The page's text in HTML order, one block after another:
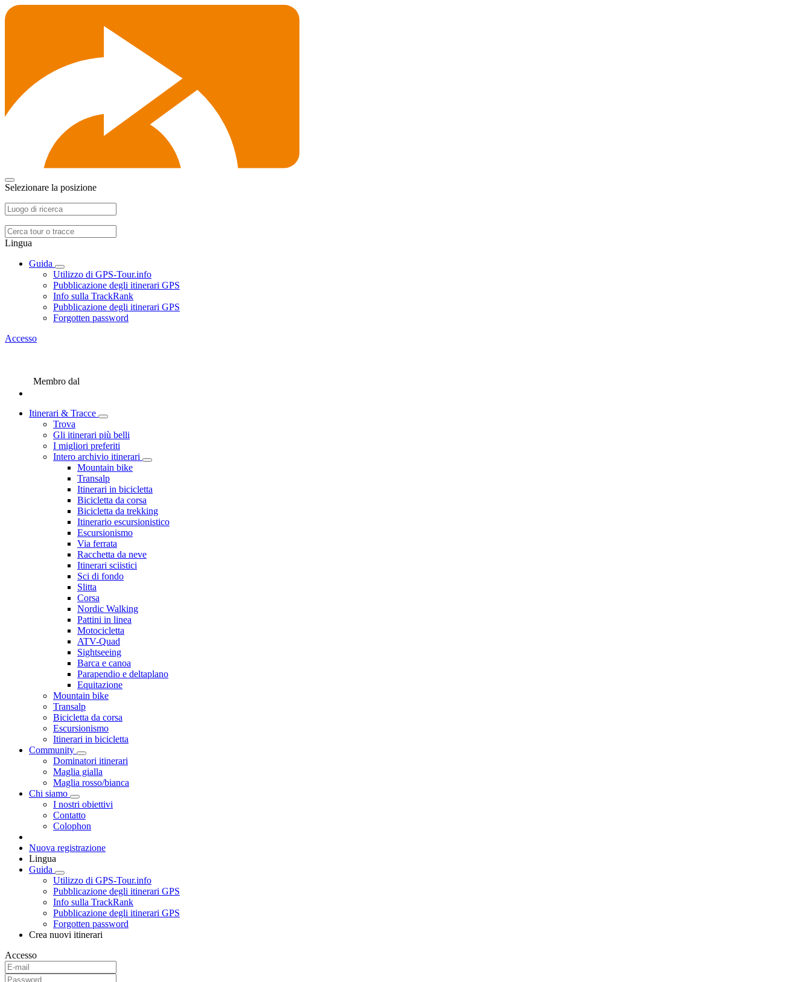
Selezionare la posizione
Lingua
Guida
Utilizzo di GPS-Tour.info
Pubblicazione degli itinerari GPS
Info sulla TrackRank
Pubblicazione degli itinerari GPS
Forgotten password
Accesso
Membro dal
Itinerari & Tracce
Trova
Gli itinerari più belli
I migliori preferiti
Intero archivio itinerari
Mountain bike
Transalp
Itinerari in bicicletta
Bicicletta da corsa
Bicicletta da trekking
Itinerario escursionistico
Escursionismo
Via ferrata
Racchetta da neve
Itinerari sciistici
Sci di fondo
Slitta
Corsa
Nordic Walking
Pattini in linea
Motocicletta
ATV-Quad
Sightseeing
Barca e canoa
Parapendio e deltaplano
Equitazione
Mountain bike
Transalp
Bicicletta da corsa
Escursionismo
Itinerari in bicicletta
Community
Dominatori itinerari
Maglia gialla
Maglia rosso/bianca
Chi siamo
I nostri obiettivi
Contatto
Colophon
Nuova registrazione
Lingua
Guida
Utilizzo di GPS-Tour.info
Pubblicazione degli itinerari GPS
Info sulla TrackRank
Pubblicazione degli itinerari GPS
Forgotten password
Crea nuovi itinerari
Accesso